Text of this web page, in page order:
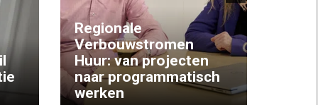
Regionale
Verbouwstromen
Huur: van projecten
naar programmatisch
werken
Next